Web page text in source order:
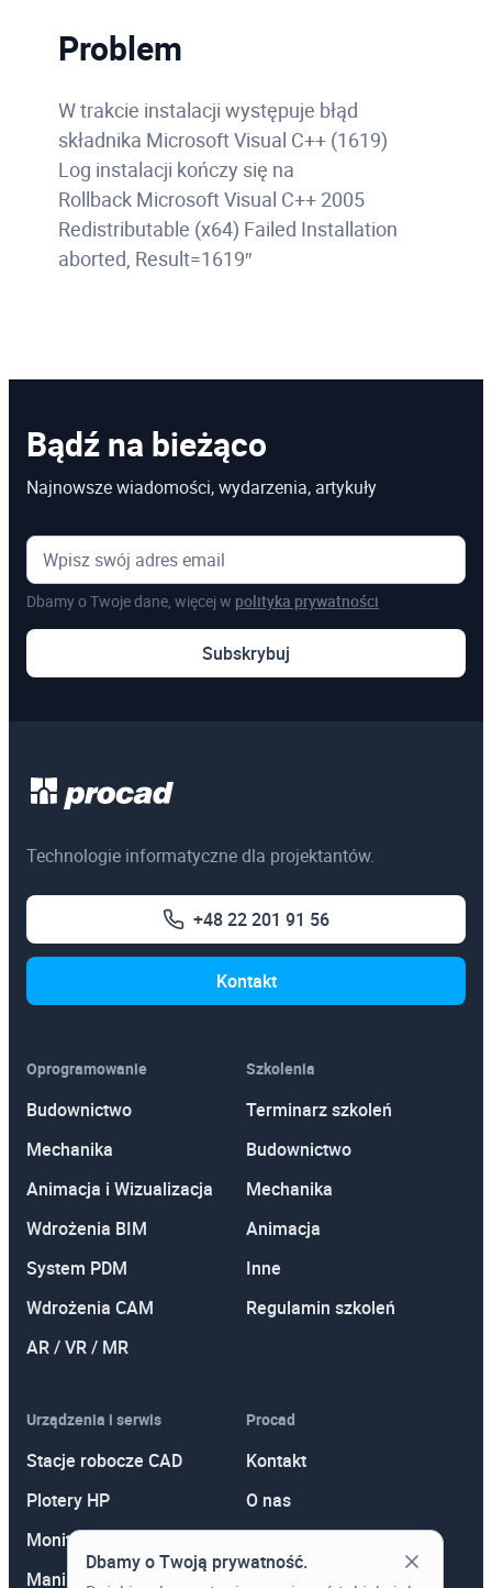
Problem
W trakcie instalacji występuje błąd
składnika Microsoft Visual C++ (1619)
Log instalacji kończy się na
Rollback Microsoft Visual C++ 2005
Redistributable (x64) Failed Installation
aborted, Result=1619″
Bądź na bieżąco
Najnowsze wiadomości, wydarzenia, artykuły
Dbamy o Twoje dane, więcej w polityka prywatności
Subskrybuj
Technologie informatyczne dla projektantów.
+48 22 201 91 56
Kontakt
Oprogramowanie
Budownictwo
Mechanika
Animacja i Wizualizacja
Wdrożenia BIM
System PDM
Wdrożenia CAM
AR / VR / MR
Szkolenia
Terminarz szkoleń
Budownictwo
Mechanika
Animacja
Inne
Regulamin szkoleń
Urządzenia i serwis
Stacje robocze CAD
Plotery HP
Monitory
Manipulatory 3D
Procad
Kontakt
O nas
Promocje
Dbamy o Twoją prywatność.